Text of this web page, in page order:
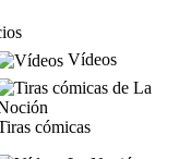
Vídeos
cómicas